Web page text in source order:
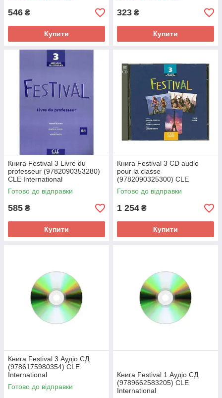
546 ₴
Купити
323 ₴
Купити
Книга Festival 3 Livre du
professeur (9782090353280)
CLE International
Готово до відправки
585 ₴
Купити
Книга Festival 3 CD audio
pour la classe
(9782090325300) CLE
International
Готово до відправки
1 254 ₴
Купити
Книга Festival 3 Аудіо СД
(9786175980354) CLE
International
Готово до відправки
Книга Festival 1 Аудіо СД
(9789662583205) CLE
International